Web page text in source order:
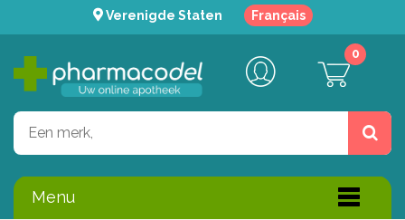
Verenigde Staten Français
0
Menu